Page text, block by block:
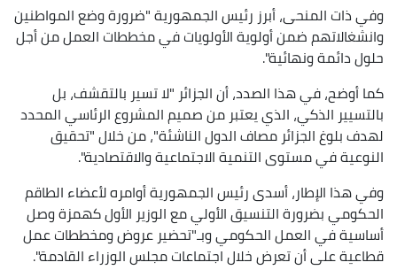
وفي ذات المنحى، أبرز رئيس الجمهورية "ضرورة وضع المواطنين
وانشغالاتهم ضمن أولوية الأولويات في مخططات العمل من أجل
حلول دائمة ونهائية".
كما أوضح، في هذا الصدد، أن الجزائر "لا تسير بالتقشف، بل
بالتسيير الذكي، الذي يعتبر من صميم المشروع الرئاسي المحدد
لهدف بلوغ الجزائر مصاف الدول الناشئة"، من خلال "تحقيق
النوعية في مستوى التنمية الاجتماعية والاقتصادية".
وفي هذا الإطار، أسدى رئيس الجمهورية أوامره لأعضاء الطاقم
الحكومي بضرورة التنسيق الأولي مع الوزير الأول كهمزة وصل
أساسية في العمل الحكومي وبـ"تحضير عروض ومخططات عمل
قطاعية على أن تعرض خلال اجتماعات مجلس الوزراء القادمة".